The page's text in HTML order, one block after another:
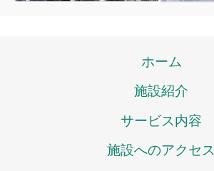
ホーム
施設紹介
サービス内容
施設へのアクセス